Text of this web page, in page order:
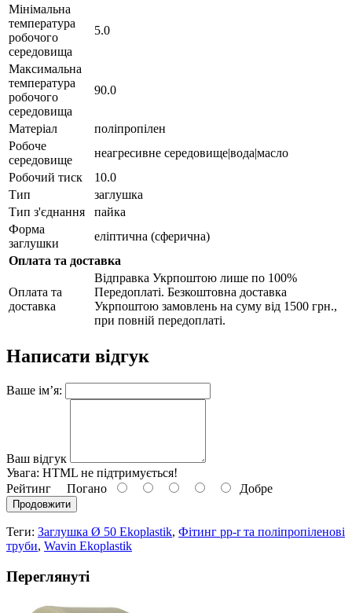
Мінімальна
температура
робочого
середовища
5.0
Максимальна
температура
робочого
середовища
90.0
Матеріал
поліпропілен
Робоче
середовище
неагресивне середовище|вода|масло
Робочий тиск
10.0
Тип
заглушка
Тип з'єднання
пайка
Форма
заглушки
еліптична (сферична)
Оплата та доставка
Оплата та
доставка
Відправка Укрпоштою лише по 100%
Передоплаті. Безкоштовна доставка
Укрпоштою замовлень на суму від 1500 грн.,
при повній передоплаті.
Написати відгук
Ваше ім’я:
Ваш відгук
Увага: HTML не підтримується!
Рейтинг Погано Добре
Продовжити
Теги: Заглушка Ø 50 Ekoplastik, Фітинг pp-r та поліпропіленові
труби, Wavin Ekoplastik
Переглянуті